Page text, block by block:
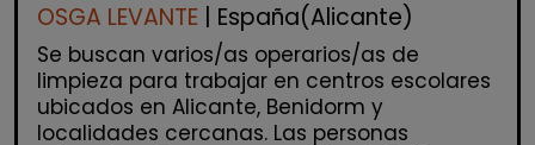
OSGA LEVANTE | España(Alicante)
Se buscan varios/as operarios/as de
limpieza para trabajar en centros escolares
ubicados en Alicante, Benidorm y
localidades cercanas. Las personas